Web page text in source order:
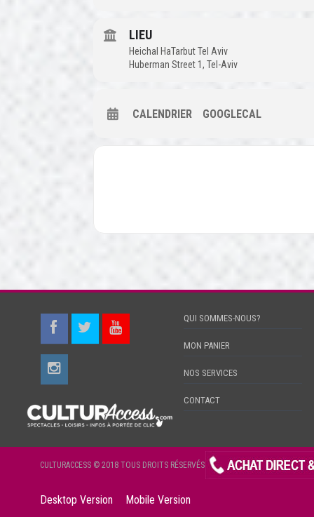
LIEU
Heichal HaTarbut Tel Aviv
Huberman Street 1, Tel-Aviv
CALENDRIER GOOGLECAL
QUI SOMMES-NOUS?
MON PANIER
NOS SERVICES
CONTACT
CULTURACCESS © 2018 TOUS DROITS RÉSERVÉS
Desktop Version Mobile Version